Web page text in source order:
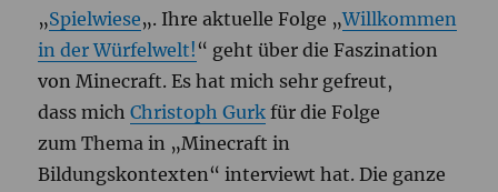
„Spielwiese„. Ihre aktuelle Folge „Willkommen
in der Würfelwelt!“ geht über die Faszination
von Minecraft. Es hat mich sehr gefreut,
dass michChristoph Gurk für die Folge
zum Thema in „Minecraft in
Bildungskontexten“ interviewt hat. Die ganze